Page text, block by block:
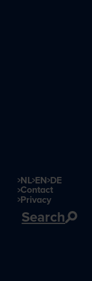
NL EN DE
Contact
Privacy
Search